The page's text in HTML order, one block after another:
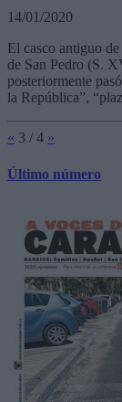
14/01/2020
El casco antiguo
de San Pedro (S.
posteriormente
la República”,
« 3 / 4 »
Último número